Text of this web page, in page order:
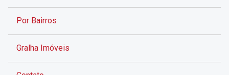
Por Bairros
Gralha Imóveis